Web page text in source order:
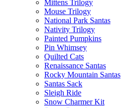
Mittens Trilogy
Mouse Trilogy
National Park Santas
Nativity Trilogy
Painted Pumpkins
Pin Whimsey
Quilted Cats
Renaissance Santas
Rocky Mountain Santas
Santas Sack
Sleigh Ride
Snow Charmer Kit